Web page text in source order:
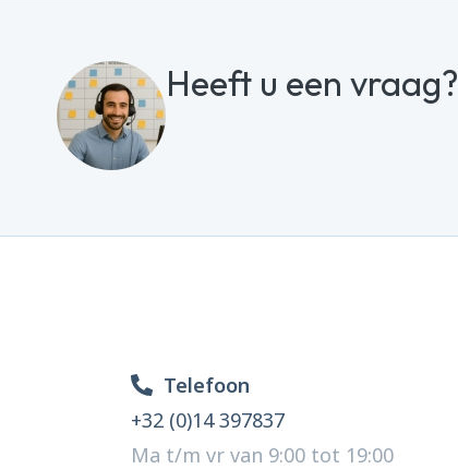
Heeft u een vraag?
Telefoon
+32 (0)14 397837
Ma t/m vr van 9:00 tot 19:00